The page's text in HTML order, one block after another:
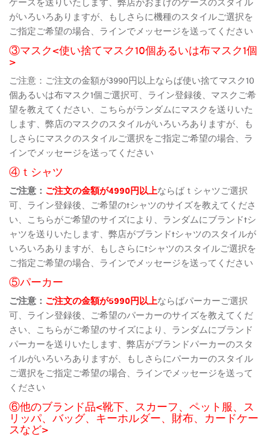
がいろいろありますが、もしさらに機種のスタイルご選択を
ご指定ご希望の場合、ラインでメッセージを送ってください
③マスク<使い捨てマスク10個あるいは布マスク1個
>
ご注意：ご注文の金額が3990円以上ならば使い捨てマスク10
個あるいは布マスク1個ご選択可、ライン登録後、マスクご希
望を教えてください、こちらがランダムにマスクを送りいた
します、弊店のマスクのスタイルがいろいろありますが、も
しさらにマスクのスタイルご選択をご指定ご希望の場合、ラ
インでメッセージを送ってください
④ｔシャツ
ご注意： ご注文の金額が4990円以上ならばｔシャツご選択
可、ライン登録後、ご希望のtシャツのサイズを教えてくださ
い、こちらがご希望のサイズにより、ランダムにブランドtシ
ャツを送りいたします、弊店がブランドtシャツのスタイルが
いろいろありますが、もしさらにtシャツのスタイルご選択を
ご指定ご希望の場合、ラインでメッセージを送ってください
⑤パーカー
ご注意： ご注文の金額が5990円以上ならばパーカーご選択
可、ライン登録後、ご希望のパーカーのサイズを教えてくだ
さい、こちらがご希望のサイズにより、ランダムにブランド
パーカーを送りいたします、弊店がブランドパーカーのスタ
イルがいろいろありますが、もしさらにパーカーのスタイル
ご選択をご指定ご希望の場合、ラインでメッセージを送って
ください
⑥他のブランド品<靴下、スカーフ、ペット服、ス
リッパ、バッグ、キーホルダー、財布、カードケー
スなど>